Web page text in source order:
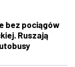
bez pociągów
Ruszają